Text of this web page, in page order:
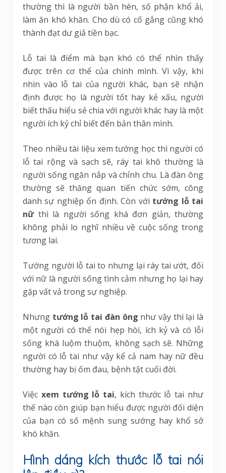
thường thì là người bần hèn, số phận khổ ải,
làm ăn khó khăn. Cho dù có cố gắng cũng khó
thành đạt dư giả tiền bạc.
Lỗ tai là điểm mà bạn khó có thể nhìn thấy
được trên cơ thể của chính mình. Vì vậy, khi
nhìn vào lỗ tai của người khác, bạn sẽ nhận
định được họ là người tốt hay kẻ xấu, người
biết thấu hiểu sẻ chia với người khác hay là một
người ích kỷ chỉ biết đến bản thân mình.
Theo nhiều tài liệu xem tướng học thì người có
lỗ tai rộng và sạch sẽ, ráy tai khô thường là
người sống ngăn nắp và chỉnh chu. Là đàn ông
thường sẽ thăng quan tiến chức sớm, công
danh sự nghiệp ổn định. Còn với tướng lỗ tai
nữthì là người sống khá đơn giản, thường
không phải lo nghĩ nhiều về cuộc sống trong
tương lai.
Tướng người lỗ tai to nhưng lại ráy tai ướt, đối
với nữ là người sống tình cảm nhưng họ lại hay
gặp vất vả trong sự nghiệp.
Nhưng tướng lỗ tai đàn ông như vậy thì lại là
một người có thể nói hẹp hòi, ích kỷ và có lỗi
sống khá luộm thuộm, không sạch sẽ. Những
người có lỗ tai như vậy kể cả nam hay nữ đều
thường hay bị ốm đau, bệnh tật cuối đời.
Việc xem tướng lỗ tai, kích thước lỗ tai như
thế nào còn giúp bạn hiểu được người đối diện
của bạn có số mệnh sung sướng hay khổ sở
khó khăn.
Hình dáng kích thước lỗ tai nói